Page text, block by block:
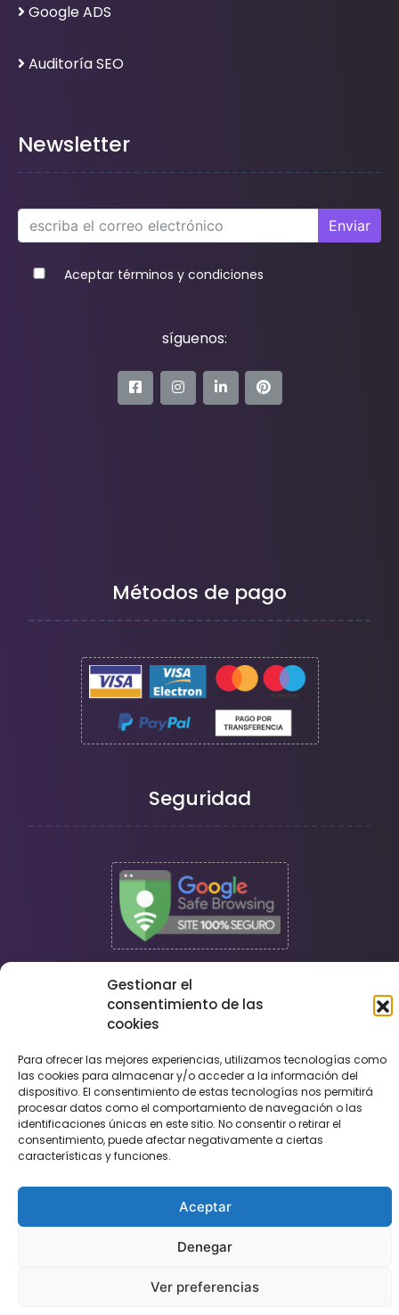
Gestionar el
consentimiento de las
cookies
Para ofrecer las mejores experiencias, utilizamos tecnologías como
las cookies para almacenar y/o acceder a la información del
dispositivo. El consentimiento de estas tecnologías nos permitirá
procesar datos como el comportamiento de navegación o las
identificaciones únicas en este sitio. No consentir o retirar el
consentimiento, puede afectar negativamente a ciertas
características y funciones.
Aceptar
Denegar
Ver preferencias
Google ADS
Auditoría SEO
Newsletter
Enviar
Aceptar términos y condiciones
síguenos:
Métodos de pago
Seguridad
©Agencia Kpis. All Rights Reserved
Tema: Kpis Compact byAgencia KPIS.